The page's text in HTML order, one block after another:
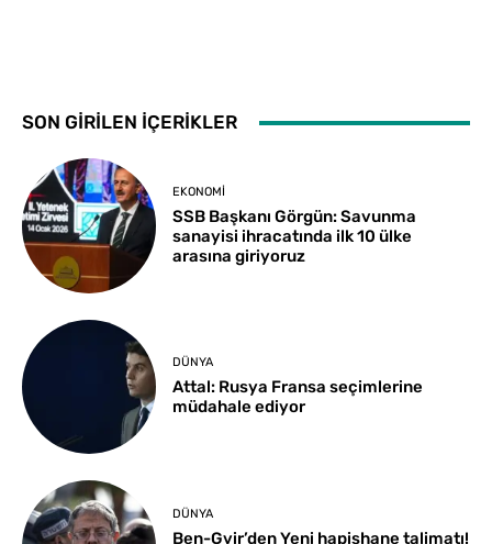
SON GİRİLEN İÇERİKLER
EKONOMI
SSB Başkanı Görgün: Savunma
sanayisi ihracatında ilk 10 ülke
arasına giriyoruz
DÜNYA
Attal: Rusya Fransa seçimlerine
müdahale ediyor
DÜNYA
Ben-Gvir’den Yeni hapishane talimatı!